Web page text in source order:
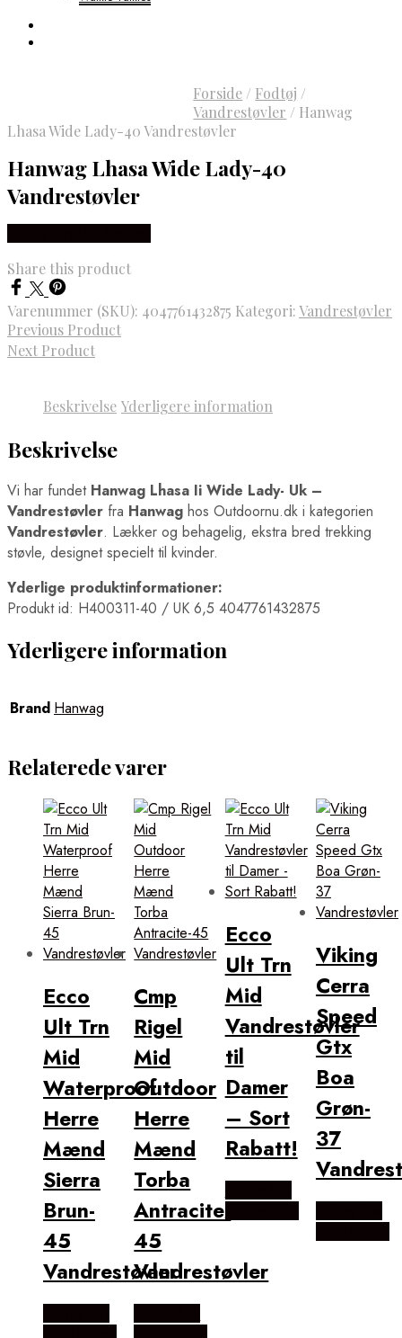
Forside / Fodtøj /
Vandrestøvler / Hanwag
Lhasa Wide Lady-40 Vandrestøvler
Hanwag Lhasa Wide Lady-40
Vandrestøvler
Share this product
Varenummer (SKU): 4047761432875 Kategori:Vandrestøvler
Previous Product
Next Product
Beskrivelse Yderligere information
Beskrivelse
Vi har fundet Hanwag Lhasa Ii Wide Lady- Uk –
Vandrestøvler fra Hanwag hos Outdoornu.dk i kategorien
Vandrestøvler. Lækker og behagelig, ekstra bred trekking
støvle, designet specielt til kvinder.
Yderlige produktinformationer:
Produkt id: H400311-40 / UK 6,5 4047761432875
Yderligere information
Brand Hanwag
Relaterede varer
Ecco
Ult Trn
Mid
Waterproof
Herre
Mænd
Sierra
Brun-
45
Vandrestøvler
Cmp
Rigel
Mid
Outdoor
Herre
Mænd
Torba
Antracite-
45
Vandrestøvler
Ecco
Ult Trn
Mid
Vandrestøvler
til
Damer
– Sort
Rabatt!
Viking
Cerra
Speed
Gtx
Boa
Grøn-
37